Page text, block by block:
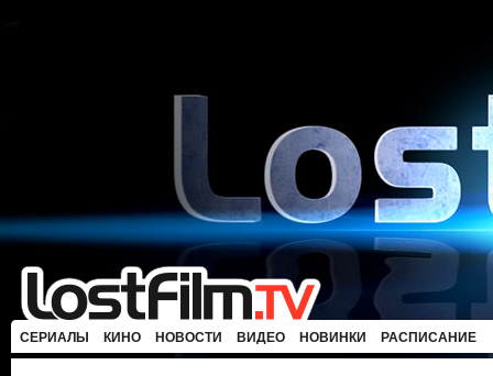
СЕРИАЛЫ КИНО НОВОСТИ ВИДЕО НОВИНКИ РАСПИСАНИЕ